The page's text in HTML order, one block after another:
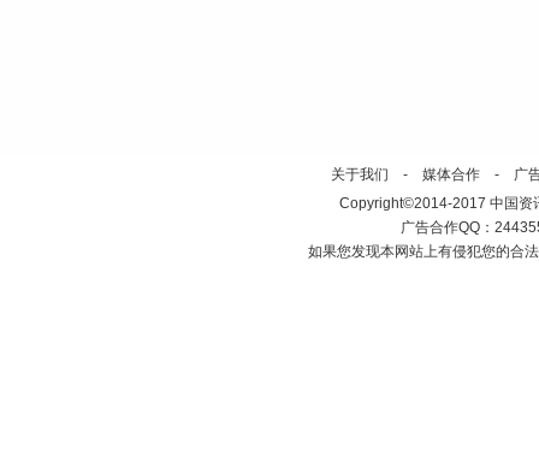
关于我们 - 媒体合作 - 广
Copyright©2014-2017 中国资
广告合作QQ：
如果您发现本网站上有侵犯您的合